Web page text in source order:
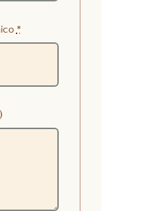
*